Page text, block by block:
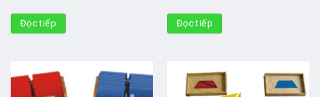
Đọc tiếp Đọc tiếp